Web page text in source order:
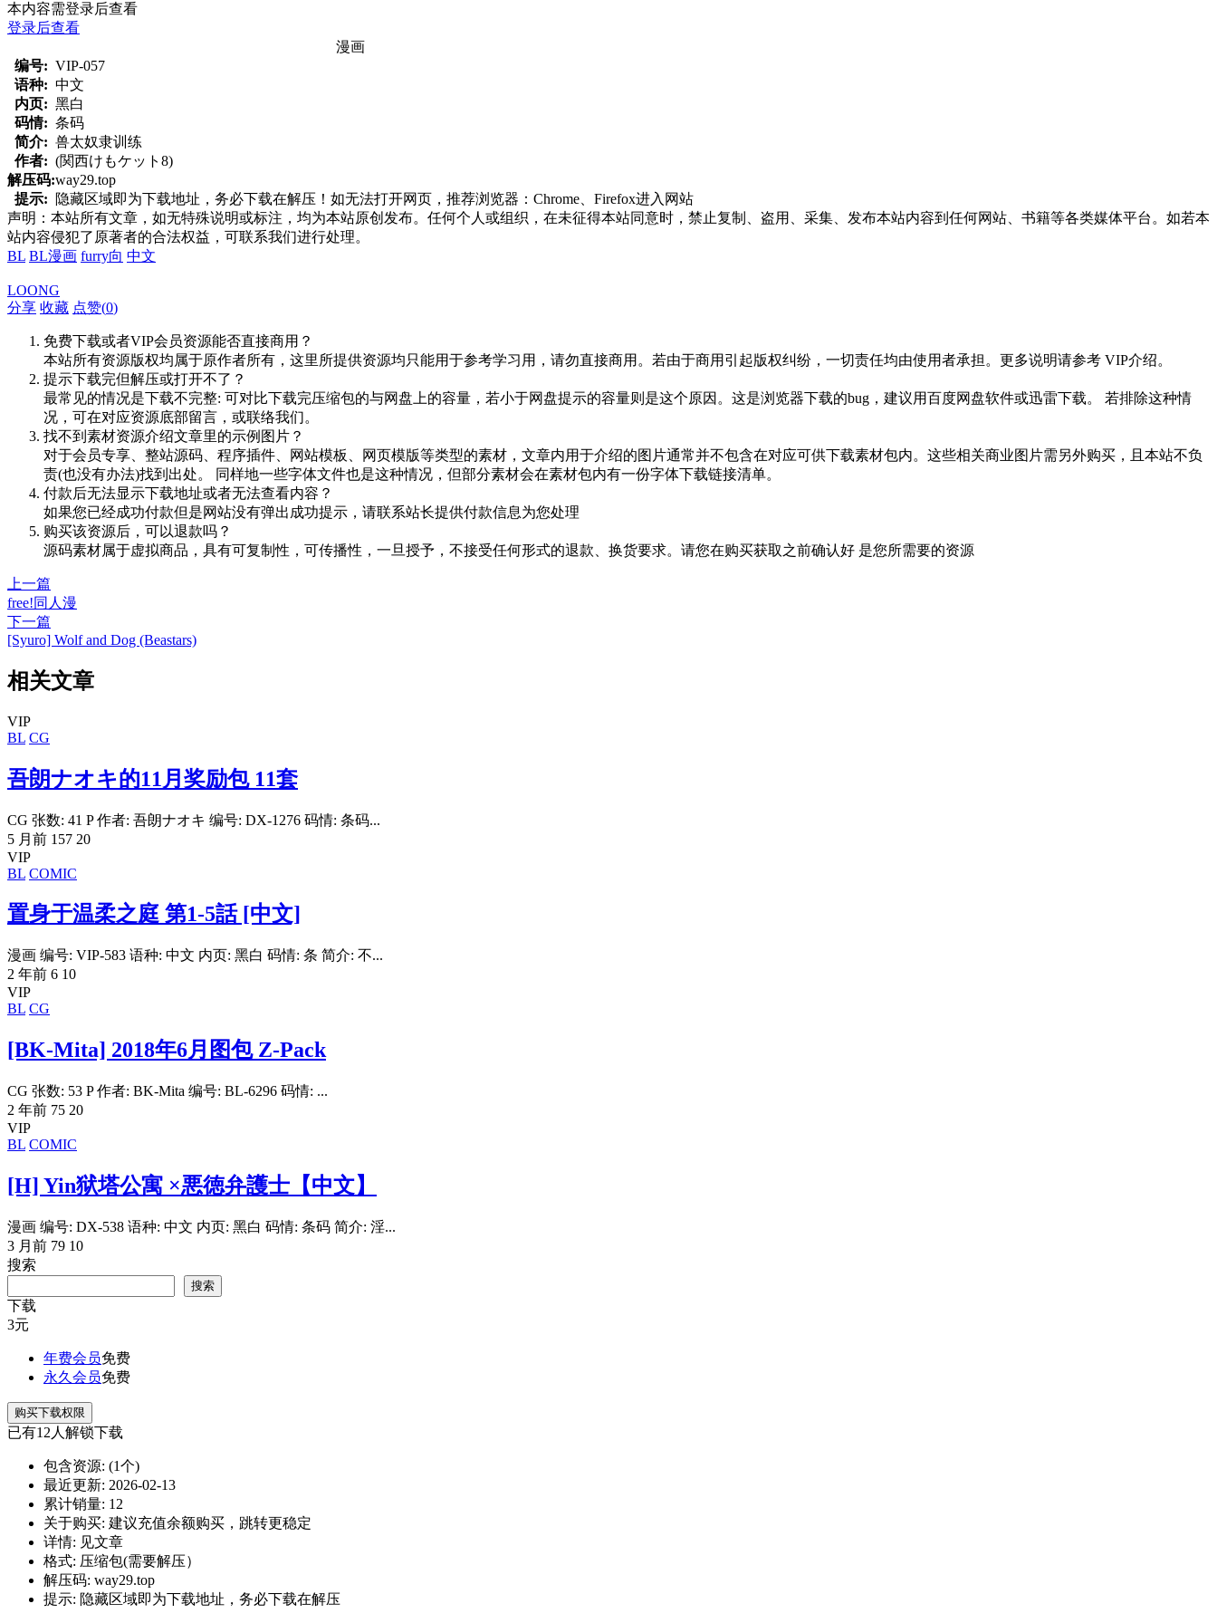
本内容需登录后查看
登录后查看
漫画
编号: VIP-057
语种: 中文
内页: 黑白
码情: 条码
简介: 兽太奴隶训练
作者: (関西けもケット8)
解压码:way29.top
提示:
隐藏区域即为下载地址，务必下载在解压！如无法打开网页，推荐浏览器：Chrome、Firefox进入网站
声明：本站所有文章，如无特殊说明或标注，均为本站原创发布。任何个人或组织，在未征得本站同意时，禁止复制、盗用、采集、发布本站内容到任何网站、书籍等各类媒体平台。如若本
站内容侵犯了原著者的合法权益，可联系我们进行处理。
BL BL漫画 furry向 中文
LOONG
分享 收藏 点赞(0)
免费下载或者VIP会员资源能否直接商用？
本站所有资源版权均属于原作者所有，这里所提供资源均只能用于参考学习用，请勿直接商用。若由于商用引起版权纠纷，一切责任均由使用者承担。更多说明请参考 VIP介绍。
提示下载完但解压或打开不了？
最常见的情况是下载不完整: 可对比下载完压缩包的与网盘上的容量，若小于网盘提示的容量则是这个原因。这是浏览器下载的bug，建议用百度网盘软件或迅雷下载。 若排除这种情
况，可在对应资源底部留言，或联络我们。
找不到素材资源介绍文章里的示例图片？
对于会员专享、整站源码、程序插件、网站模板、网页模版等类型的素材，文章内用于介绍的图片通常并不包含在对应可供下载素材包内。这些相关商业图片需另外购买，且本站不负
责(也没有办法)找到出处。 同样地一些字体文件也是这种情况，但部分素材会在素材包内有一份字体下载链接清单。
付款后无法显示下载地址或者无法查看内容？
如果您已经成功付款但是网站没有弹出成功提示，请联系站长提供付款信息为您处理
购买该资源后，可以退款吗？
源码素材属于虚拟商品，具有可复制性，可传播性，一旦授予，不接受任何形式的退款、换货要求。请您在购买获取之前确认好 是您所需要的资源
上一篇
free!同人漫
下一篇
[Syuro] Wolf and Dog (Beastars)
相关文章
VIP
BL CG
吾朗ナオキ的11月奖励包 11套
CG 张数: 41 P 作者: 吾朗ナオキ 编号: DX-1276 码情: 条码...
5 月前 157 20
VIP
BL COMIC
置身于温柔之庭 第1-5話 [中文]
漫画 编号: VIP-583 语种: 中文 内页: 黑白 码情: 条 简介: 不...
2 年前 6 10
VIP
BL CG
[BK-Mita] 2018年6月图包 Z-Pack
CG 张数: 53 P 作者: BK-Mita 编号: BL-6296 码情: ...
2 年前 75 20
VIP
BL COMIC
[H] Yin狱塔公寓 ×悪徳弁護士【中文】
漫画 编号: DX-538 语种: 中文 内页: 黑白 码情: 条码 简介: 淫...
3 月前 79 10
搜索
搜索
下载
3元
年费会员免费
永久会员免费
购买下载权限
已有12 人解锁下载
包含资源: (1个)
最近更新: 2026-02-13
累计销量: 12
关于购买: 建议充值余额购买，跳转更稳定
详情: 见文章
格式: 压缩包(需要解压）
解压码: way29.top
提示: 隐藏区域即为下载地址，务必下载在解压